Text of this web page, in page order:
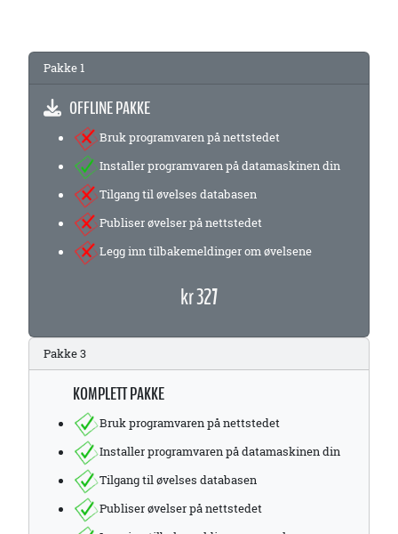
Pakke 1
OFFLINE PAKKE
Bruk programvaren på nettstedet
Installer programvaren på datamaskinen din
Tilgang til øvelses databasen
Publiser øvelser på nettstedet
Legg inn tilbakemeldinger om øvelsene
kr 327
Pakke 3
KOMPLETT PAKKE
Bruk programvaren på nettstedet
Installer programvaren på datamaskinen din
Tilgang til øvelses databasen
Publiser øvelser på nettstedet